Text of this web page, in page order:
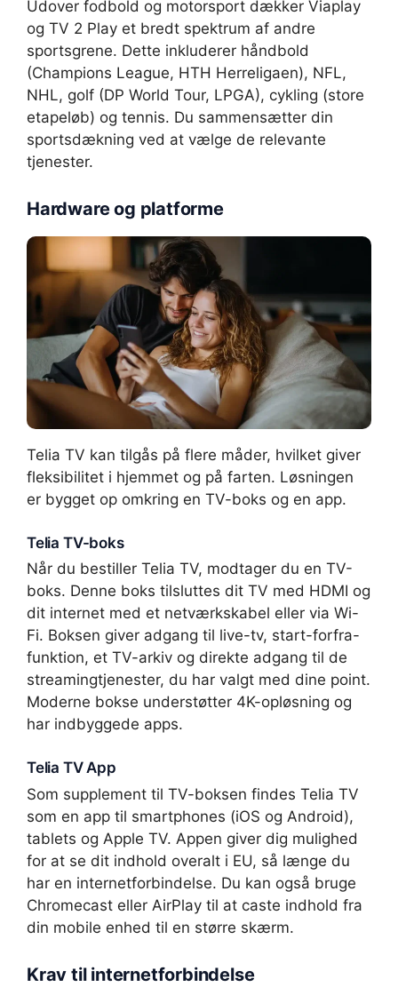
Udover fodbold og motorsport dækker Viaplay
og TV 2 Play et bredt spektrum af andre
sportsgrene. Dette inkluderer håndbold
(Champions League, HTH Herreligaen), NFL,
NHL, golf (DP World Tour, LPGA), cykling (store
etapeløb) og tennis. Du sammensætter din
sportsdækning ved at vælge de relevante
tjenester.
Hardware og platforme
Telia TV kan tilgås på flere måder, hvilket giver
fleksibilitet i hjemmet og på farten. Løsningen
er bygget op omkring en TV-boks og en app.
Telia TV-boks
Når du bestiller Telia TV, modtager du en TV-
boks. Denne boks tilsluttes dit TV med HDMI og
dit internet med et netværkskabel eller via Wi-
Fi. Boksen giver adgang til live-tv, start-forfra-
funktion, et TV-arkiv og direkte adgang til de
streamingtjenester, du har valgt med dine point.
Moderne bokse understøtter 4K-opløsning og
har indbyggede apps.
Telia TV App
Som supplement til TV-boksen findes Telia TV
som en app til smartphones (iOS og Android),
tablets og Apple TV. Appen giver dig mulighed
for at se dit indhold overalt i EU, så længe du
har en internetforbindelse. Du kan også bruge
Chromecast eller AirPlay til at caste indhold fra
din mobile enhed til en større skærm.
Krav til internetforbindelse